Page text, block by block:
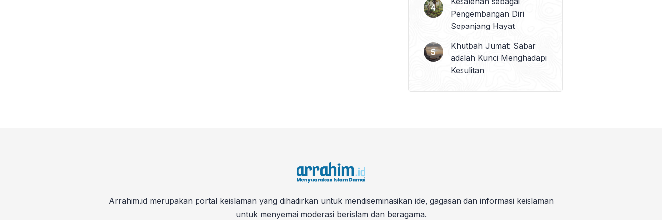
Pengembangan Diri
Sepanjang Hayat
Khutbah Jumat: Sabar
adalah Kunci Menghadapi
Kesulitan
Arrahim.id merupakan portal keislaman yang dihadirkan untuk mendiseminasikan ide, gagasan dan informasi keislaman
untuk menyemai moderasi berislam dan beragama.